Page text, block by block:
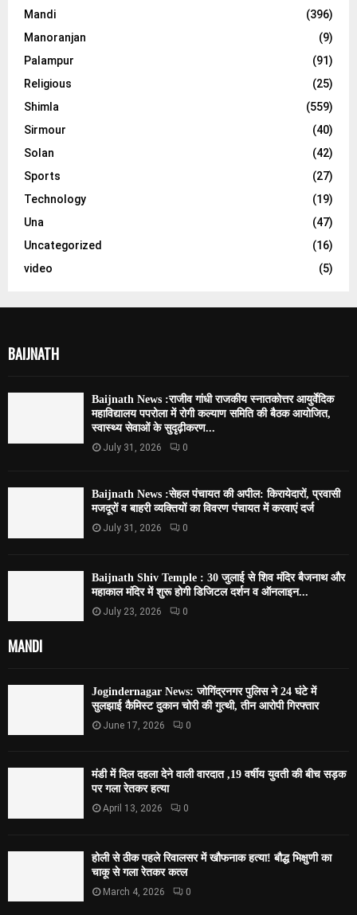
Mandi
(396)
Manoranjan
(9)
Palampur
(91)
Religious
(25)
Shimla
(559)
Sirmour
(40)
Solan
(42)
Sports
(27)
Technology
(19)
Una
(47)
Uncategorized
(16)
video
(5)
BAIJNATH
Baijnath News :राजीव गांधी राजकीय स्नातकोत्तर आयुर्वेदिक
महाविद्यालय पपरोला में रोगी कल्याण समिति की बैठक आयोजित,
स्वास्थ्य सेवाओं के सुदृढ़ीकरण...
July 31, 2026 0
Baijnath News :सेहल पंचायत की अपील: किरायेदारों, प्रवासी
मजदूरों व बाहरी व्यक्तियों का विवरण पंचायत में करवाएं दर्ज
July 31, 2026 0
Baijnath Shiv Temple : 30 जुलाई से शिव मंदिर बैजनाथ और
महाकाल मंदिर में शुरू होगी डिजिटल दर्शन व ऑनलाइन...
July 23, 2026 0
MANDI
Jogindernagar News: जोगिंद्रनगर पुलिस ने 24 घंटे में
सुलझाई कैमिस्ट दुकान चोरी की गुत्थी, तीन आरोपी गिरफ्तार
June 17, 2026 0
मंडी में दिल दहला देने वाली वारदात ,19 वर्षीय युवती की बीच सड़क
पर गला रेतकर हत्या
April 13, 2026 0
होली से ठीक पहले रिवालसर में खौफनाक हत्या! बौद्ध भिक्षुणी का
चाकू से गला रेतकर कत्ल
March 4, 2026 0